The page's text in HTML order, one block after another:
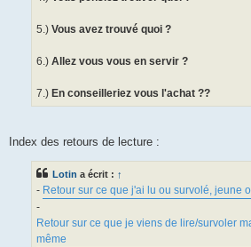
5.) Vous avez trouvé quoi ?
6.) Allez vous vous en servir ?
7.) En conseilleriez vous l'achat ??
Index des retours de lecture :
Lotin a écrit : ↑
- Retour sur ce que j'ai lu ou survolé, jeune
-
Retour sur ce que je viens de lire/survoler
même